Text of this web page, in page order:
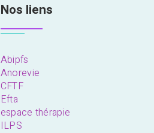
Nos liens
Abipfs
Anorevie
CFTF
Efta
espace thérapie
ILPS